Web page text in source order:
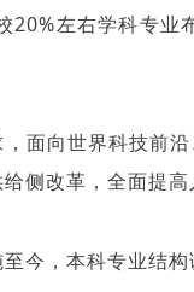
20%左右学科专业
，面向世界科技前
侧改革，全面提
至今，本科专业结